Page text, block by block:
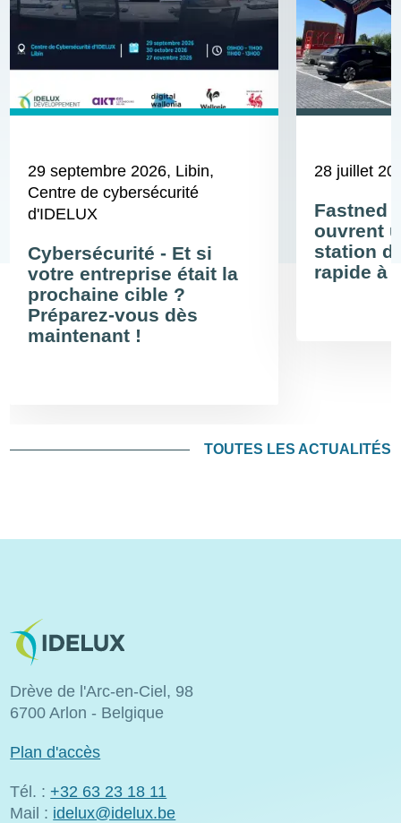
29 septembre 2026, Libin,
Centre de cybersécurité
d'IDELUX
Cybersécurité - Et si
votre entreprise était la
prochaine cible ?
Préparez-vous dès
maintenant !
28 juillet
Fastned
ouvrent
station
rapide à
TOUTES LES ACTUALITÉS
Image
Drève de l'Arc-en-Ciel, 98
6700 Arlon - Belgique
Plan d'accès
Tél. : +32 63 23 18 11
Mail : idelux@idelux.be